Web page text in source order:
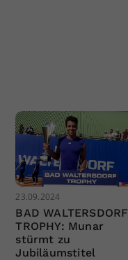
23.09.2024
BAD WALTERSDORF
TROPHY: Munar
stürmt zu
Jubiläumstitel